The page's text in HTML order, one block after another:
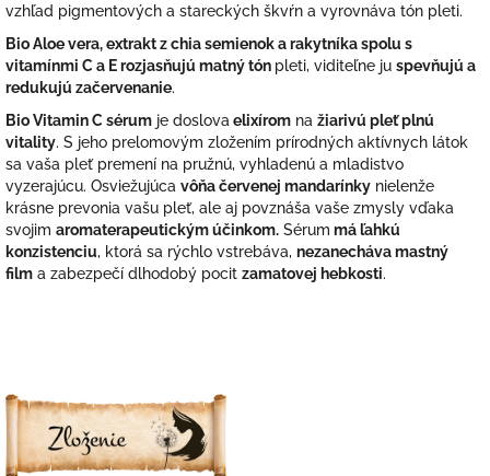
vzhľad pigmentových a stareckých škvŕn a vyrovnáva tón pleti.
Bio Aloe vera, extrakt z chia semienok a rakytníka spolu s
vitamínmi C a E rozjasňujú matný tón pleti, viditeľne ju spevňujú a
redukujú začervenanie.
Bio Vitamin C sérum je doslovaelixírom na žiarivú pleť plnú
vitality. S jeho prelomovým zložením prírodných aktívnych látok
sa vaša pleť premení na pružnú, vyhladenú a mladistvo
vyzerajúcu. Osviežujúca vôňa červenej mandarínky nielenže
krásne prevonia vašu pleť, ale aj povznáša vaše zmysly vďaka
svojim aromaterapeutickým účinkom. Sérum má ľahkú
konzistenciu, ktorá sa rýchlo vstrebáva, nezanecháva mastný
film a zabezpečí dlhodobý pocit zamatovej hebkosti.